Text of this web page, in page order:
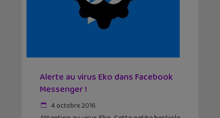
Alerte au virus Eko dans Facebook
Messenger !
4 octobre 2016